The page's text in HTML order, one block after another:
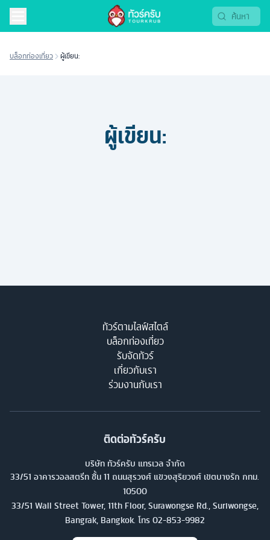
บล็อกท่องเที่ยว ผู้เขียน:
ผู้เขียน:
ทัวร์ตามไลฟ์สไตล์
บล็อกท่องเที่ยว
รับจัดทัวร์
เกี่ยวกับเรา
ร่วมงานกับเรา
ติดต่อทัวร์ครับ
บริษัท ทัวร์ครับ แทรเวล จำกัด
33/51 อาคารวอลสตรีท ชั้น 11 ถนนสุรวงศ์ แขวงสุริยวงศ์ เขตบางรัก กทม.
10500
33/51 Wall Street Tower, 11th Floor, Surawongse Rd., Suriwongse,
Bangrak, Bangkok. โทร 02-853-9982